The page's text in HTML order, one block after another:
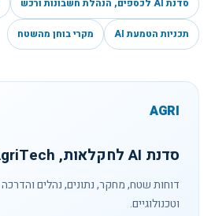
סדנת AI לכספים, הנהלת חשבונות ורכש
תכניות הטמעת AI מקרי בוחן מהשטח
AGRI
סדנת AI לחקלאות, AgriTech וביטחון מזון
דוחות שטח, מחקר, נתונים, נהלים
וטכנולוגיים.